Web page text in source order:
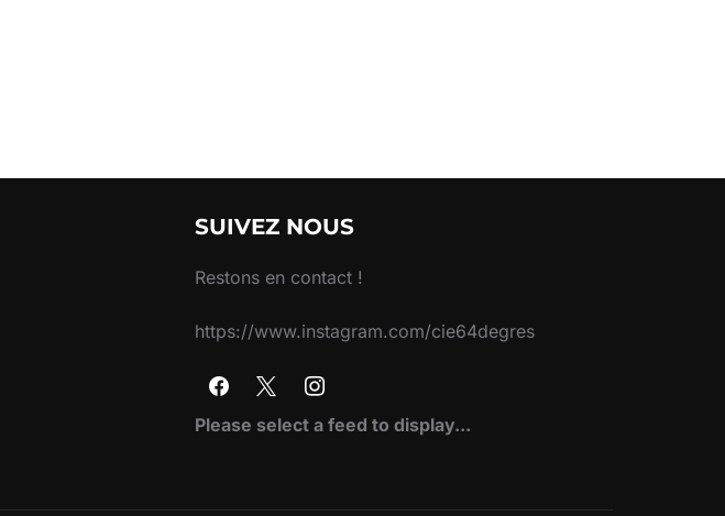
SUIVEZ NOUS
Restons en contact !
https://www.instagram.com/cie64degres
Please select a feed to display...